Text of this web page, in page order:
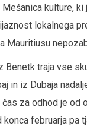
kulture,
lokalnega
Mauritiusu
Benetk traja vse
in iz Dubaja
za odhod je od
februarja pa